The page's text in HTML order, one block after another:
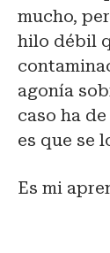
mucho,
hilo débil
agonía
caso ha
es que se
Es mi